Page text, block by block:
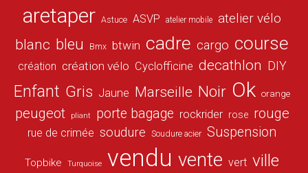
aretaper Astuce ASVP atelier mobile atelier vélo
blanc bleu Bmx btwin cadre cargo course
création création vélo Cyclofficine decathlon DIY
Enfant Gris Jaune Marseille Noir Ok orange
peugeot pliant porte bagage rockrider rose rouge
rue de crimée soudure Soudure acier Suspension
Topbike Turquoise vendu vente vert ville